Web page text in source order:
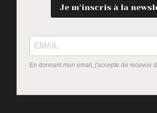
Je m'inscris à la
En donnant mon email, j'accepte de recevoir